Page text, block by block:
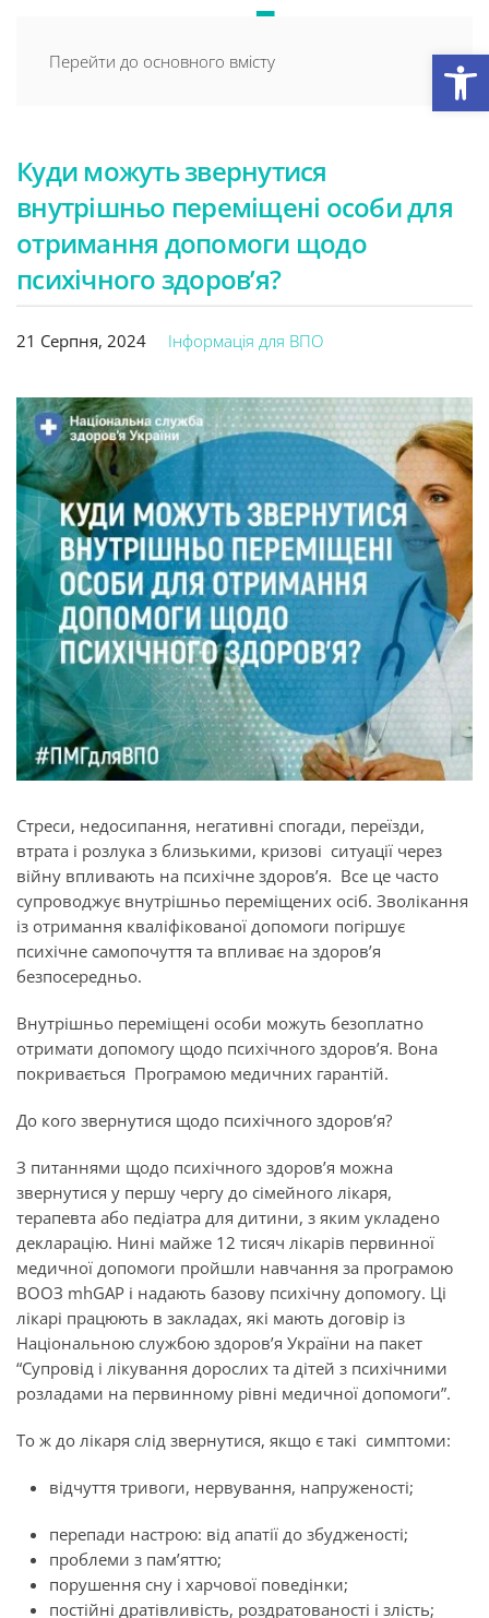
Перейти до основного вмісту
Куди можуть звернутися
внутрішньо переміщені особи для
отримання допомоги щодо
психічного здоров’я?
21 Серпня, 2024 Інформація для ВПО
Стреси, недосипання, негативні спогади, переїзди,
втрата і розлука з близькими, кризові ситуації через
війну впливають на психічне здоров’я. Все це часто
супроводжує внутрішньо переміщених осіб. Зволікання
із отримання кваліфікованої допомоги погіршує
психічне самопочуття та впливає на здоров’я
безпосередньо.
Внутрішньо переміщені особи можуть безоплатно
отримати допомогу щодо психічного здоров’я. Вона
покривається Програмою медичних гарантій.
До кого звернутися щодо психічного здоров’я?
З питаннями щодо психічного здоров’я можна
звернутися у першу чергу до сімейного лікаря,
терапевта або педіатра для дитини, з яким укладено
декларацію. Нині майже 12 тисяч лікарів первинної
медичної допомоги пройшли навчання за програмою
ВООЗ mhGAP і надають базову психічну допомогу. Ці
лікарі працюють в закладах, які мають договір із
Національною службою здоров’я України на пакет
“Супровід і лікування дорослих та дітей з психічними
розладами на первинному рівні медичної допомоги”.
То ж до лікаря слід звернутися, якщо є такі симптоми:
відчуття тривоги, нервування, напруженості;
перепади настрою: від апатії до збудженості;
проблеми з пам’яттю;
порушення сну і харчової поведінки;
постійні дратівливість, роздратованості і злість;